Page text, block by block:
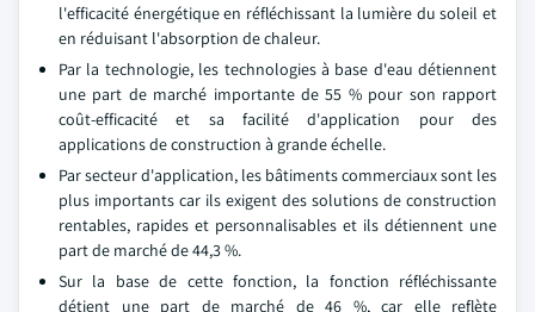
l'efficacité énergétique en réfléchissant la lumière du soleil et
en réduisant l'absorption de chaleur.
Par la technologie, les technologies à base d'eau détiennent
une part de marché importante de 55 % pour son rapport
coût-efficacité et sa facilité d'application pour des
applications de construction à grande échelle.
Par secteur d'application, les bâtiments commerciaux sont les
plus importants car ils exigent des solutions de construction
rentables, rapides et personnalisables et ils détiennent une
part de marché de 44,3 %.
Sur la base de cette fonction, la fonction réfléchissante
détient une part de marché de 46 %, car elle reflète